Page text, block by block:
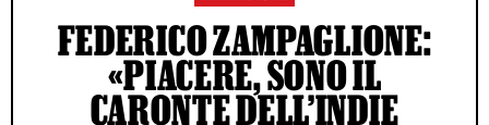
FEDERICO ZAMPAGLIONE:
«PIACERE, SONO IL
CARONTE DELL’INDIE